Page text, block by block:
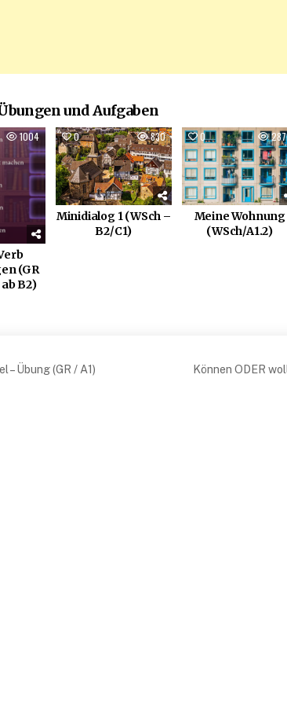
und Aufgaben
1004
(GR
B2)
0 830
Minidialog 1 (WSch –
B2/C1)
0
Meine Wohnung
(WSch/A1.2)
Können ODER
– Übung (GR / A1)